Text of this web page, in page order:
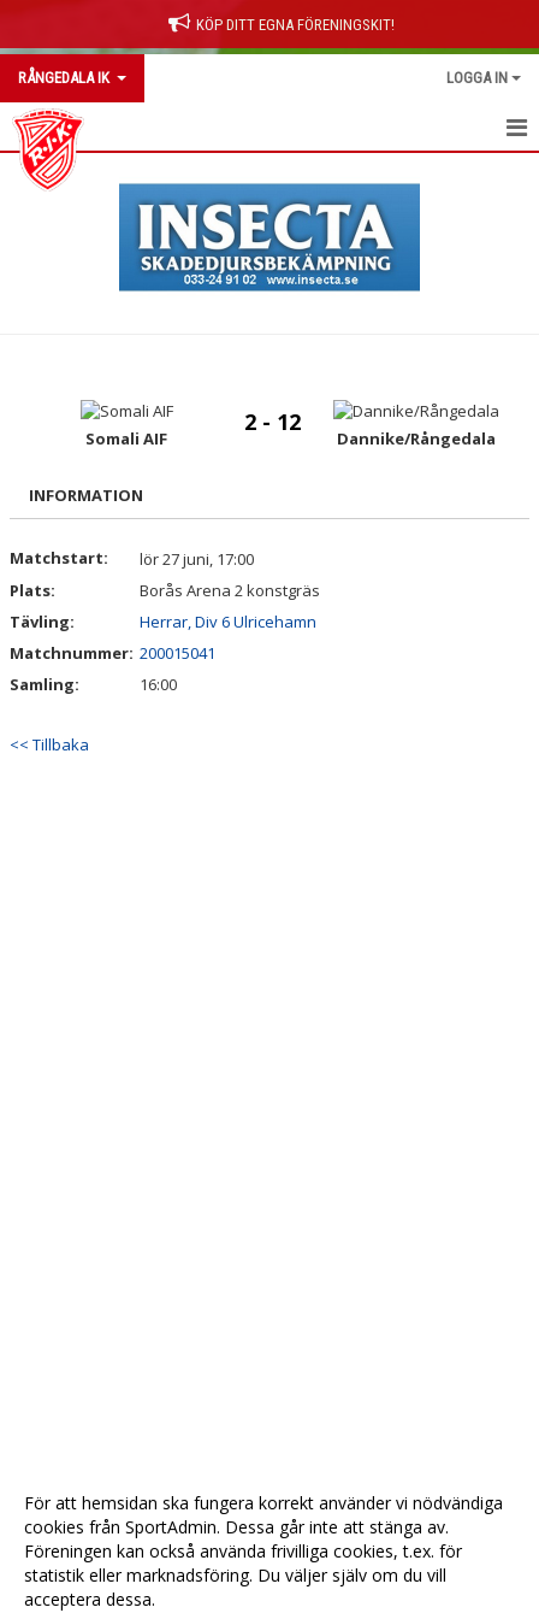
KÖP DITT EGNA FÖRENINGSKIT!
RÅNGEDALA IK LOGGA IN
RÅNGEDALA IK
BILDGALLERI
DOKUMENT
MATCHER
STYRELSE
SPONSRING
Somali AIF
2 - 12
Dannike/Rångedala
INFORMATION
Matchstart:
lör 27 juni, 17:00
Plats:
Borås Arena 2 konstgräs
Tävling:
Herrar, Div 6 Ulricehamn
Matchnummer: 200015041
Samling:
16:00
<< Tillbaka
För att hemsidan ska fungera korrekt använder vi nödvändiga
cookies från SportAdmin. Dessa går inte att stänga av.
Föreningen kan också använda frivilliga cookies, t.ex. för
statistik eller marknadsföring. Du väljer själv om du vill
acceptera dessa.